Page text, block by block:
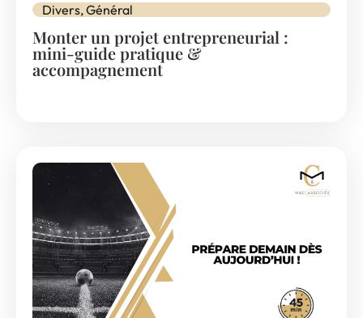
Divers,Général
Monter un projet entrepreneurial :
mini-guide pratique &
accompagnement